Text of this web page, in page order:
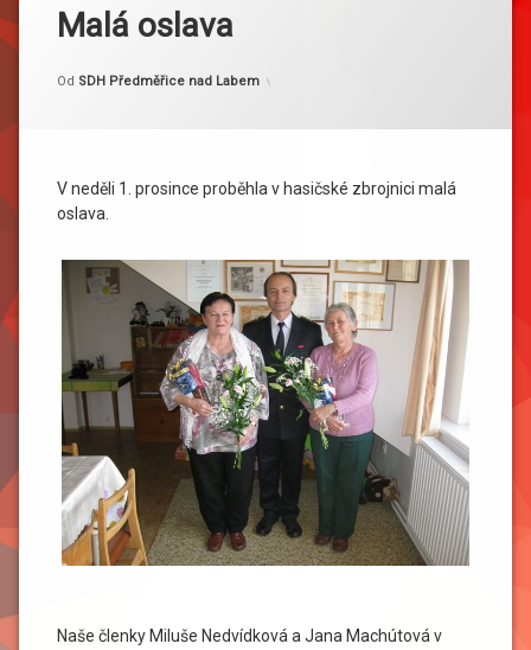
Malá oslava
Publikováno1. 12. 2013
Aktualizováno 2. 12. 2013
Od SDH Předměřice nad Labem
V neděli 1. prosince proběhla v hasičské zbrojnici malá
oslava.
Naše členky Miluše Nedvídková a Jana Machútová v